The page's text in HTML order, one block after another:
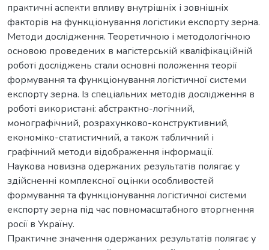
практичні аспекти впливу внутрішніх і зовнішніх
факторів на функціонування логістики експорту зерна.
Методи дослідження. Теоретичною і методологічною
основою проведених в магістерській кваліфікаційній
роботі досліджень стали основні положення теорії
формування та функціонування логістичної системи
експорту зерна. Із спеціальних методів дослідження в
роботі використані: абстрактно-логічний,
монографічний, розрахунково-конструктивний,
економіко-статистичний, а також табличний і
графічний методи відображення інформації.
Наукова новизна одержаних результатів полягає у
здійсненні комплексної оцінки особливостей
формування та функціонування логістичної системи
експорту зерна під час повномасштабного вторгнення
росії в Україну.
Практичне значення одержаних результатів полягає у